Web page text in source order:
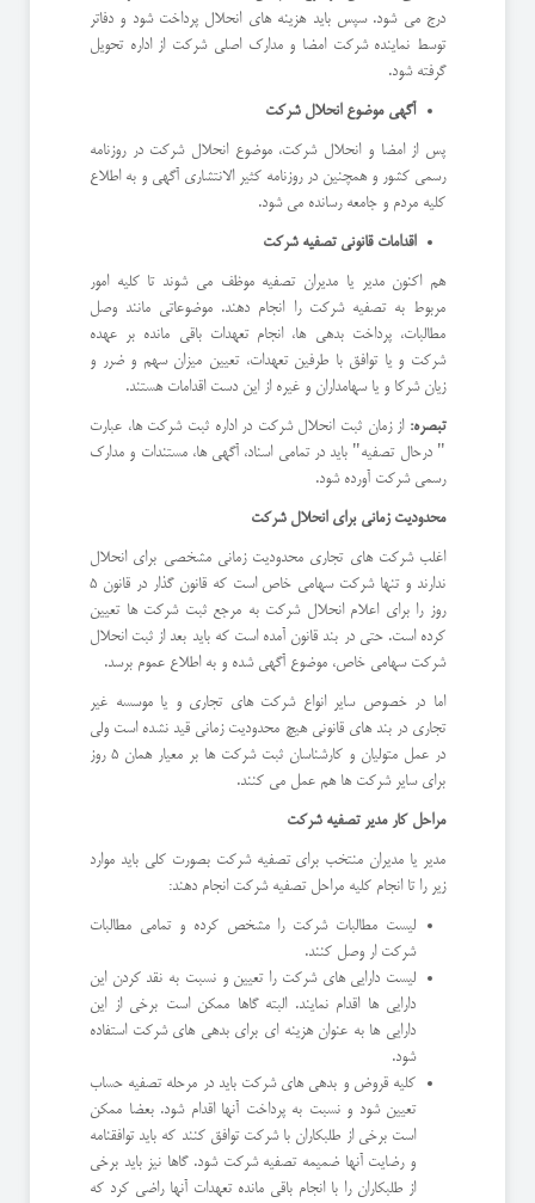
درج می شود. سپس باید هزینه های انحلال پرداخت شود و دفاتر
توسط نماینده شرکت امضا و مدارک اصلی شرکت از اداره تحویل
گرفته شود.
آگهی موضوع انحلال شرکت
پس از امضا و انحلال شرکت، موضوع انحلال شرکت در روزنامه
رسمی کشور و همچنین در روزنامه کثیر الانتشاری آگهی و به اطلاع
کلیه مردم و جامعه رسانده می شود.
اقدامات قانونی تصفیه شرکت
هم اکنون مدیر یا مدیران تصفیه موظف می شوند تا کلیه امور
مربوط به تصفیه شرکت را انجام دهند. موضوعاتی مانند وصل
مطالبات، پرداخت بدهی ها، انجام تعهدات باقی مانده بر عهده
شرکت و یا توافق با طرفین تعهدات، تعیین میزان سهم و ضرر و
زیان شرکا و یا سهامداران و غیره از این دست اقدامات هستند.
تبصره: از زمان ثبت انحلال شرکت در اداره ثبت شرکت ها، عبارت
" درحال تصفیه" باید در تمامی اسناد، آگهی ها، مستندات و مدارک
رسمی شرکت آورده شود.
محدودیت زمانی برای انحلال شرکت
اغلب شرکت های تجاری محدودیت زمانی مشخصی برای انحلال
ندارند و تنها شرکت سهامی خاص است که قانون گذار در قانون 5
روز را برای اعلام انحلال شرکت به مرجع ثبت شرکت ها تعیین
کرده است. حتی در بند قانون آمده است که باید بعد از ثبت انحلال
شرکت سهامی خاص، موضوع آگهی شده و به اطلاع عموم برسد.
اما در خصوص سایر انواع شرکت های تجاری و یا موسسه غیر
تجاری در بند های قانونی هیچ محدودیت زمانی قید نشده است ولی
در عمل متولیان و کارشناسان ثبت شرکت ها بر معیار همان 5 روز
برای سایر شرکت ها هم عمل می کنند.
مراحل کار مدیر تصفیه شرکت
مدیر یا مدیران منتخب برای تصفیه شرکت بصورت کلی باید موارد
زیر را تا انجام کلیه مراحل تصفیه شرکت انجام دهند:
لیست مطالبات شرکت را مشخص کرده و تمامی مطالبات
شرکت ار وصل کنند.
لیست دارایی های شرکت را تعیین و نسبت به نقد کردن این
دارایی ها اقدام نمایند. البته گاها ممکن است برخی از این
دارایی ها به عنوان هزینه ای برای بدهی های شرکت استفاده
شود.
کلیه قروض و بدهی های شرکت باید در مرحله تصفیه حساب
تعیین شود و نسبت به پرداخت آنها اقدام شود. بعضا ممکن
است برخی از طلبکاران با شرکت توافق کنند که باید توافقنامه
و رضایت آنها ضمیمه تصفیه شرکت شود. گاها نیز باید برخی
از طلبکاران را با انجام باقی مانده تعهدات آنها راضی کرد که